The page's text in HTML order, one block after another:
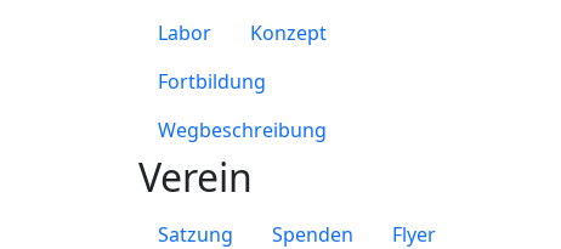
Labor
Konzept
Fortbildung
Wegbeschreibung
Verein
Satzung Spenden
Flyer